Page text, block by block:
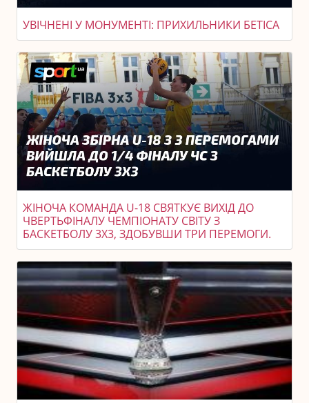
УВІЧНЕНІ У МОНУМЕНТІ: ПРИХИЛЬНИКИ БЕТІСА
ЖІНОЧА КОМАНДА U-18 СВЯТКУЄ ВИХІД ДО
ЧВЕРТЬФІНАЛУ ЧЕМПІОНАТУ СВІТУ З
БАСКЕТБОЛУ 3X3, ЗДОБУВШИ ТРИ ПЕРЕМОГИ.